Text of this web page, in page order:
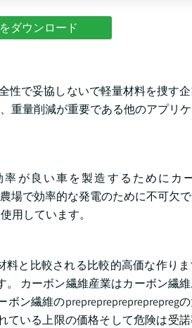
ダウンロード
性で妥協しないで軽量材料を捜す
重量削減が重要である他のアプリ
が良い車を製造するためにカ
場で効率的な発電のために不可欠
用しています。
と比較される比較的高価な作り
カーボン繊維産業はカーボン繊
ン繊維のpreprepreprepreprepreg
いる上限の価格そして危険は受諾